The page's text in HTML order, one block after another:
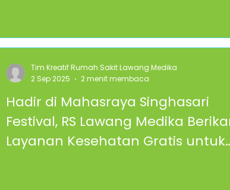
Hadir di Mahasraya Singhasari
Festival, RS Lawang Medika
Layanan Kesehatan Gratis untuk
Tim Kreatif Rumah Sakit Lawang Medika
2 Sep 2025
2 menit membaca